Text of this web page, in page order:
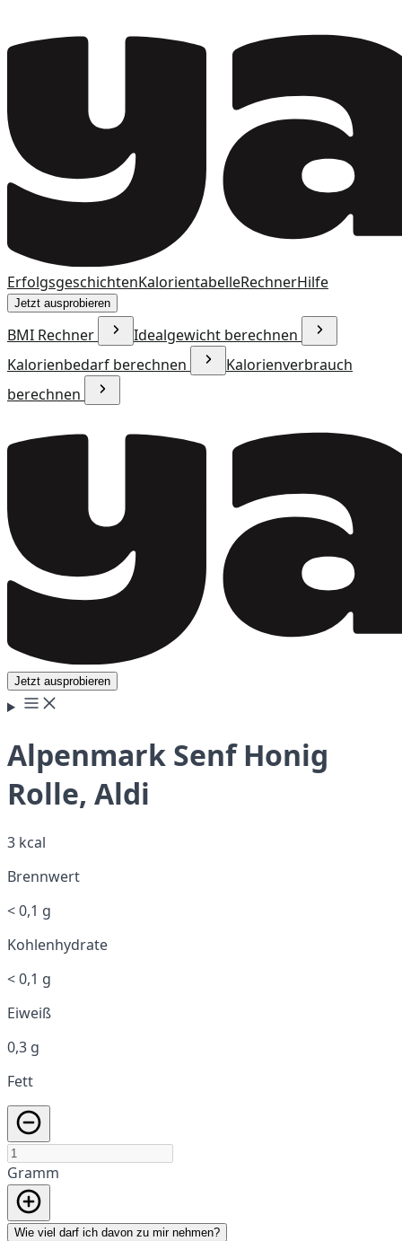
ErfolgsgeschichtenKalorientabelleRechnerHilfe
Jetzt ausprobieren
BMI Rechner
Idealgewicht berechnen
Kalorienbedarf berechnen
Kalorienverbrauch
berechnen
Jetzt ausprobieren
Alpenmark Senf Honig
Rolle, Aldi
3 kcal
Brennwert
< 0,1 g
Kohlenhydrate
< 0,1 g
Eiweiß
0,3 g
Fett
Gramm
Wie viel darf ich davon zu mir nehmen?